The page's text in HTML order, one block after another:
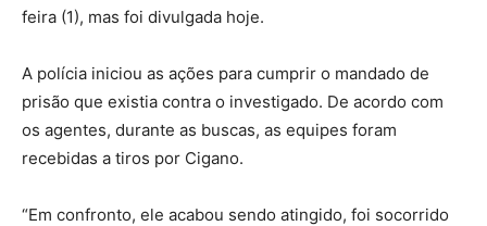
feira (1), mas foi divulgada hoje.
A polícia iniciou as ações para cumprir o mandado de
prisão que existia contra o investigado. De acordo com
os agentes, durante as buscas, as equipes foram
recebidas a tiros por Cigano.
“Em confronto, ele acabou sendo atingido, foi socorrido